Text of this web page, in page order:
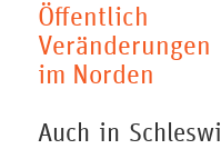
Öffentlich
im Norden
Auch in